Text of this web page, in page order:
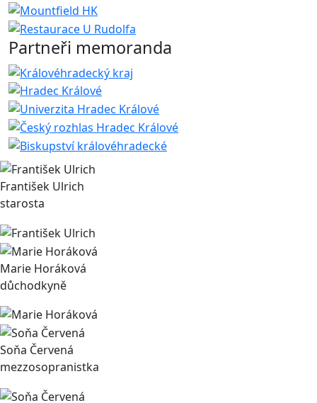
Partneři memoranda
František Ulrich
starosta
Marie Horáková
důchodkyně
Soňa Červená
mezzosopranistka